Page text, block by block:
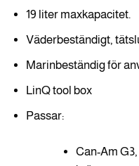
19 liter maxkapacitet.
Väderbeständigt,
Marinbeständig för
LinQ tool box
Passar:
Can-Am